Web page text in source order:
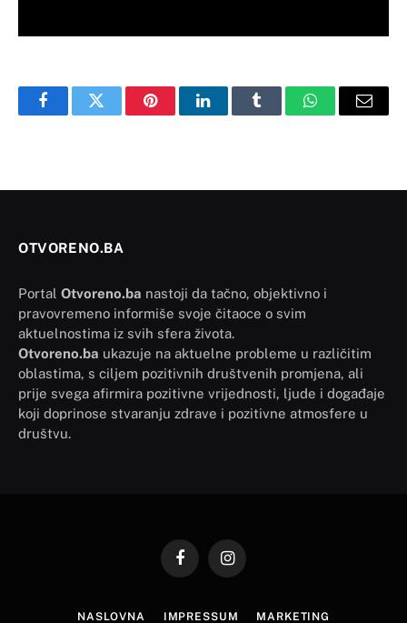
FacebookTwitter PinterestLinkedInTumblr WhatsAppEmail
OTVORENO.BA
Portal Otvoreno.ba nastoji da tačno, objektivno i
pravovremeno informiše svoje čitaoce o svim
aktuelnostima iz svih sfera života.
Otvoreno.ba ukazuje na aktuelne probleme u različitim
oblastima, s ciljem pozitivnih društvenih promjena, ali
prije svega afirmira pozitivne vrijednosti, ljude i događaje
koji doprinose stvaranju zdrave i pozitivne atmosfere u
društvu.
FacebookInstagram
NASLOVNA IMPRESSUM MARKETING